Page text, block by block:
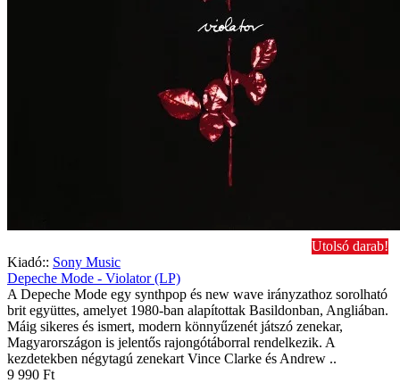
Utolsó darab!
Kiadó:: Sony Music
Depeche Mode - Violator (LP)
A Depeche Mode egy synthpop és new wave irányzathoz sorolható
brit együttes, amelyet 1980-ban alapítottak Basildonban, Angliában.
Máig sikeres és ismert, modern könnyűzenét játszó zenekar,
Magyarországon is jelentős rajongótáborral rendelkezik. A
kezdetekben négytagú zenekart Vince Clarke és Andrew ..
9 990 Ft